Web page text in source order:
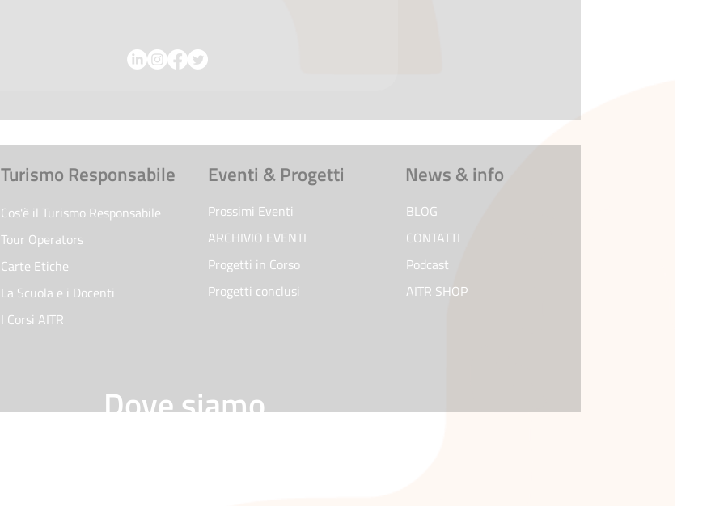
Turismo Responsabile
Cos'è il Turismo Responsabile
Tour Operators
Carte Etiche
La Scuola e i Docenti
I Corsi AITR
Eventi & Progetti
Prossimi Eventi
ARCHIVIO EVENTI
Progetti in Corso
Progetti conclusi
News & info
BLOG
CONTATTI
Podcast
AITR SHOP
Dove siamo